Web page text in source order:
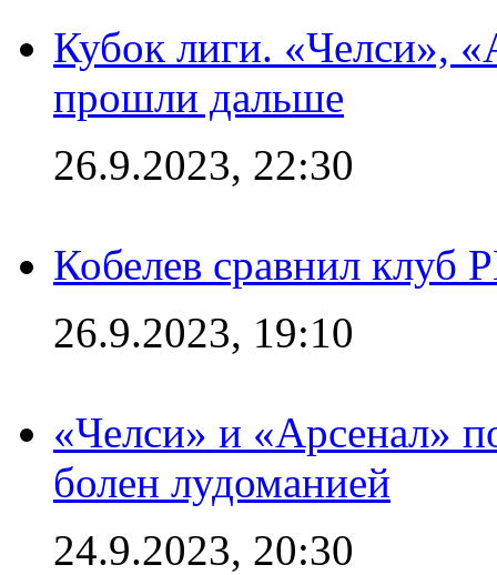
Кубок лиги. «Челси»,
прошли дальше
26.9.2023, 22:30
Кобелев сравнил клуб
26.9.2023, 19:10
«Челси» и «Арсенал»
болен лудоманией
24.9.2023, 20:30